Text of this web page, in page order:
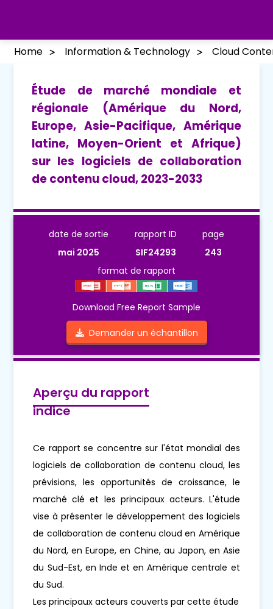
Home Information & Technology Cloud
Étude de marché mondiale et
régionale (Amérique du Nord,
Europe, Asie-Pacifique, Amérique
latine, Moyen-Orient et Afrique)
sur les logiciels de collaboration
de contenu cloud, 2023-2033
date de sortie
mai 2025
rapport ID
SIF24293
page
243
format de rapport
Download Free Report Sample
Demander un échantillon
Aperçu du rapport
indice
Ce rapport se concentre sur l'état mondial des
logiciels de collaboration de contenu cloud, les
prévisions, les opportunités de croissance, le
marché clé et les principaux acteurs. L'étude
vise à présenter le développement des logiciels
de collaboration de contenu cloud en Amérique
du Nord, en Europe, en Chine, au Japon, en Asie
du Sud-Est, en Inde et en Amérique centrale et
du Sud.
Les principaux acteurs couverts par cette étude